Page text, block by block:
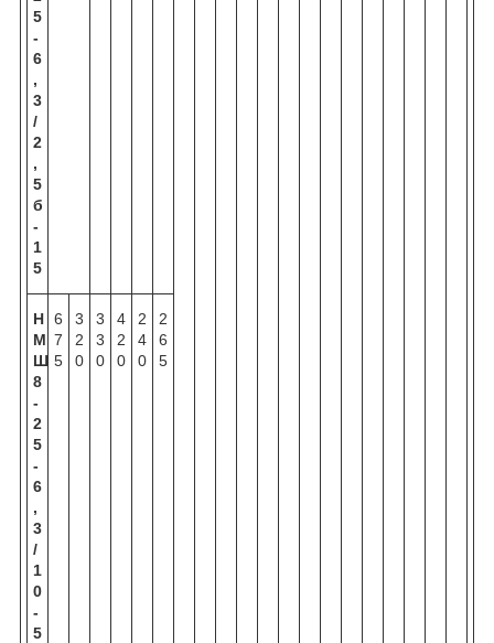
5
-
6
,
3
/
2
,
5
б
-
1
5
Н
М
Ш
8
-
2
5
-
6
,
3
/
1
0
-
5
6
7
5
3
2
0
3
3
0
4
2
0
2
4
0
2
6
5